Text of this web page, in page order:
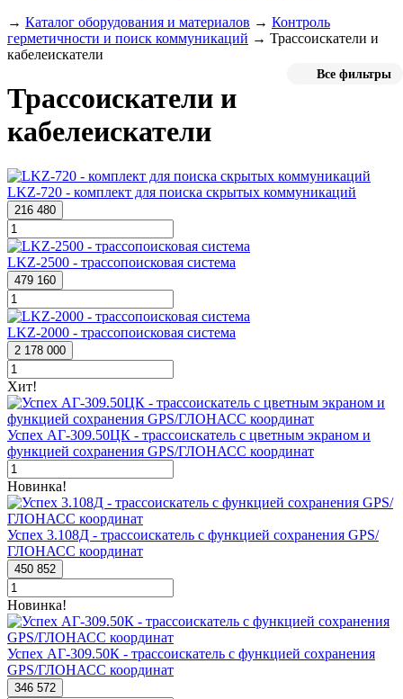
→ Каталог оборудования и материалов → Контроль
герметичности и поиск коммуникаций → Трассоискатели и
кабелеискатели
Все фильтры
Трассоискатели и
кабелеискатели
LKZ-720 - комплект для поиска скрытых коммуникаций
216 480
LKZ-2500 - трассопоисковая система
479 160
LKZ-2000 - трассопоисковая система
2 178 000
Хит!
Успех АГ-309.50ЦК - трассоискатель с цветным экраном и
функцией сохранения GPS/ГЛОНАСС координат
Новинка!
Успех 3.108Д - трассоискатель с функцией сохранения GPS/
ГЛОНАСС координат
450 852
Новинка!
Успех АГ-309.50К - трассоискатель с функцией сохранения
GPS/ГЛОНАСС координат
346 572